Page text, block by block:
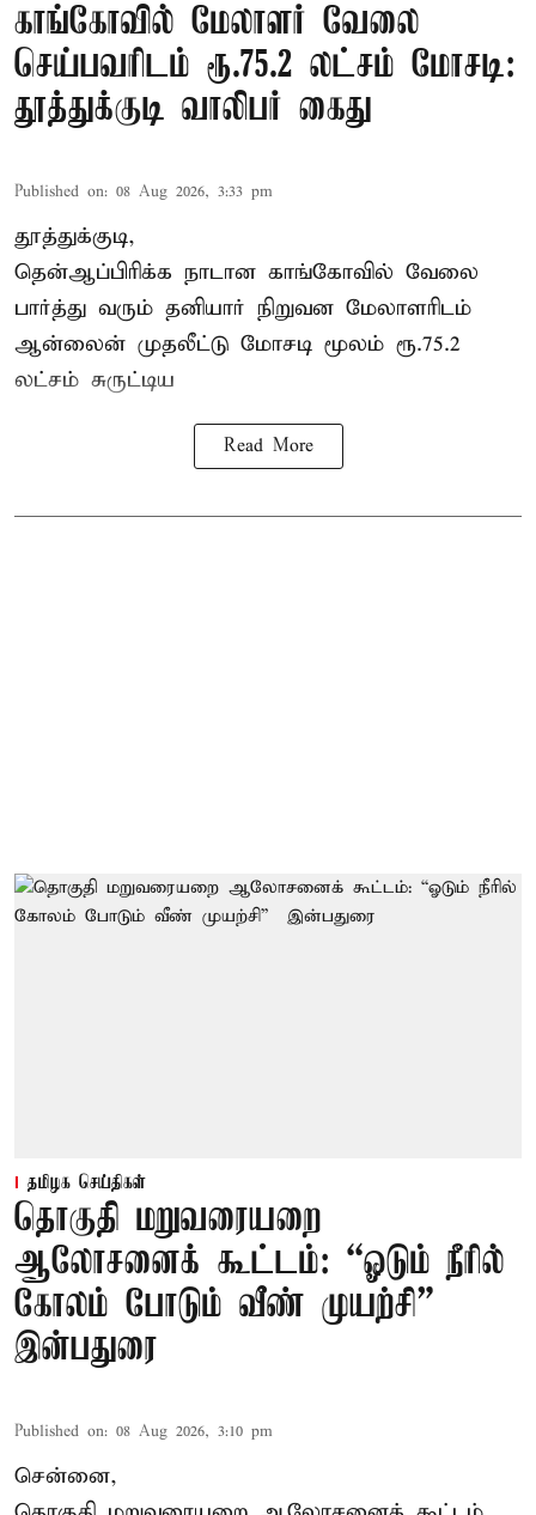
காங்கோவில் மேலாளர் வேலை
செய்பவரிடம் ரூ.75.2 லட்சம் மோசடி:
தூத்துக்குடி வாலிபர் கைது
Published on: 08 Aug 2026, 3:33 pm
தூத்துக்குடி,
தென்ஆப்பிரிக்க நாடான காங்கோவில் வேலை
பார்த்து வரும் தனியார் நிறுவன மேலாளரிடம்
ஆன்லைன் முதலீட்டு மோசடி மூலம் ரூ.75.2
லட்சம் சுருட்டிய
Read More
தமிழக செய்திகள்
தொகுதி மறுவரையறை
ஆலோசனைக் கூட்டம்: “ஓடும் நீரில்
கோலம் போடும் வீண் முயற்சி” –
இன்பதுரை
Published on: 08 Aug 2026, 3:10 pm
சென்னை,